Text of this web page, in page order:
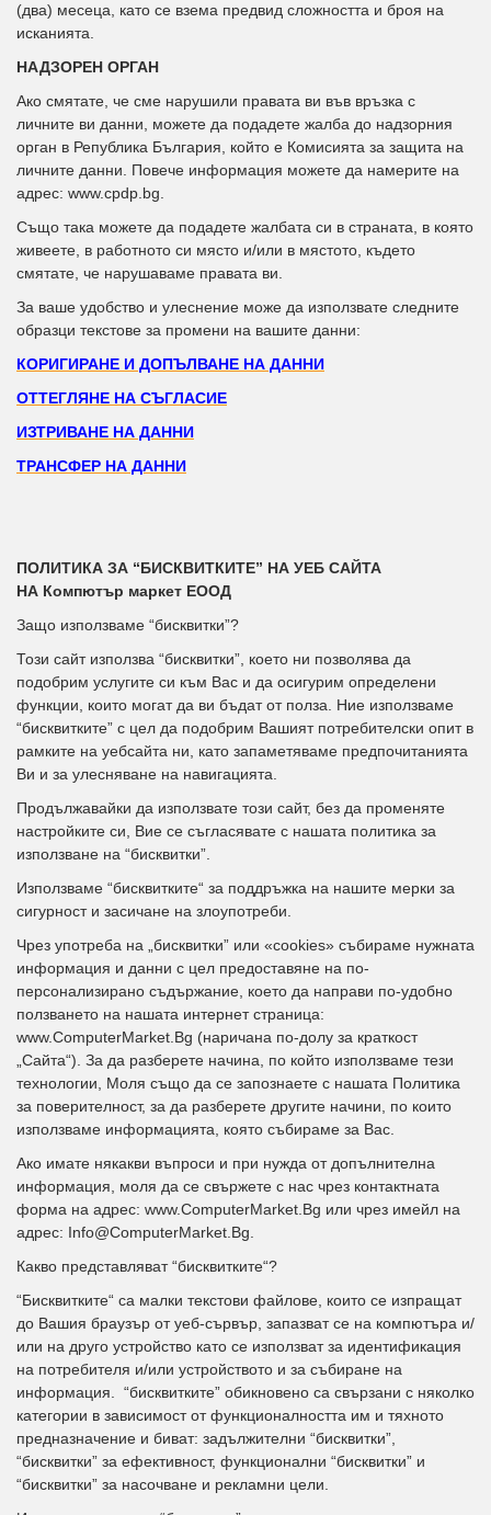
(два) месеца, като се взема предвид сложността и броя на
исканията.
НАДЗОРЕН ОРГАН
Ако смятате, че сме нарушили правата ви във връзка с
личните ви данни, можете да подадете жалба до надзорния
орган в Република България, който е Комисията за защита на
личните данни. Повече информация можете да намерите на
адрес: www.cpdp.bg.
Също така можете да подадете жалбата си в страната, в която
живеете, в работното си място и/или в мястото, където
смятате, че нарушаваме правата ви.
За ваше удобство и улеснение може да използвате следните
образци текстове за промени на вашите данни:
КОРИГИРАНЕ И ДОПЪЛВАНЕ НА ДАННИ
ОТТЕГЛЯНЕ НА СЪГЛАСИЕ
ИЗТРИВАНЕ НА ДАННИ
ТРАНСФЕР НА ДАННИ
ПОЛИТИКА ЗА “БИСКВИТКИТЕ” НА УЕБ САЙТА
НА Компютър маркет ЕООД
Защо използваме “бисквитки”?
Този сайт използва “бисквитки”, което ни позволява да
подобрим услугите си към Вас и да осигурим определени
функции, които могат да ви бъдат от полза. Ние използваме
“бисквитките” с цел да подобрим Вашият потребителски опит в
рамките на уебсайта ни, като запаметяваме предпочитанията
Ви и за улесняване на навигацията.
Продължавайки да използвате този сайт, без да променяте
настройките си, Вие се съгласявате с нашата политика за
използване на “бисквитки”.
Използваме “бисквитките“ за поддръжка на нашите мерки за
сигурност и засичане на злоупотреби.
Чрез употреба на „бисквитки” или «cookies» събираме нужната
информация и данни с цел предоставяне на по-
персонализирано съдържание, което да направи по-удобно
ползването на нашата интернет страница:
www.ComputerMarket.Bg (наричана по-долу за краткост
„Сайта“). За да разберете начина, по който използваме тези
технологии, Моля също да се запознаете с нашата Политика
за поверителност, за да разберете другите начини, по които
използваме информацията, която събираме за Вас.
Ако имате някакви въпроси и при нужда от допълнителна
информация, моля да се свържете с нас чрез контактната
форма на адрес: www.ComputerMarket.Bg или чрез имейл на
адрес: Info@ComputerMarket.Bg.
Какво представляват “бисквитките“?
“Бисквитките“ са малки текстови файлове, които се изпращат
до Вашия браузър от уеб-сървър, запазват се на компютъра и/
или на друго устройство като се използват за идентификация
на потребителя и/или устройството и за събиране на
информация. “бисквитките” обикновено са свързани с няколко
категории в зависимост от функционалността им и тяхното
предназначение и биват: задължителни “бисквитки”,
“бисквитки” за ефективност, функционални “бисквитки” и
“бисквитки” за насочване и рекламни цели.